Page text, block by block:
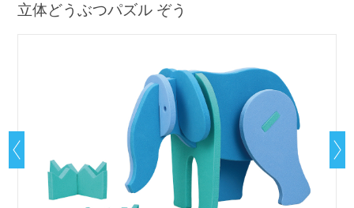
立体どうぶつパズル ぞう